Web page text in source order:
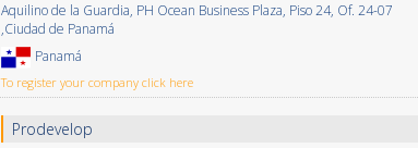
Aquilino de la Guardia, PH Ocean Business Plaza, Piso 24, Of. 24-07
,Ciudad de Panamá
Panamá
To register your company click here
Prodevelop